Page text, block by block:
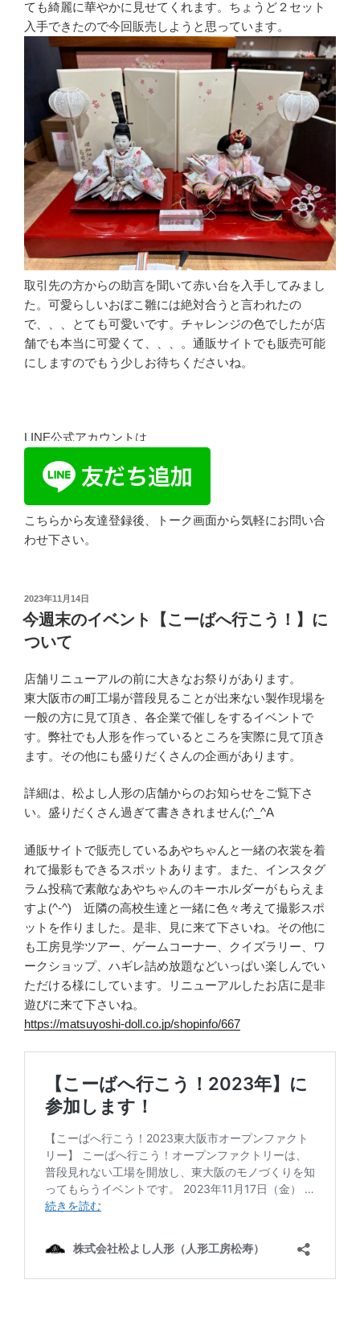
ても綺麗に華やかに見せてくれます。ちょうど２セット
入手できたので今回販売しようと思っています。
取引先の方からの助言を聞いて赤い台を入手してみまし
た。可愛らしいおぼこ雛には絶対合うと言われたの
で、、、とても可愛いです。チャレンジの色でしたが店
舗でも本当に可愛くて、、、。通販サイトでも販売可能
にしますのでもう少しお待ちくださいね。
LINE公式アカウントは
こちらから友達登録後、トーク画面から気軽にお問い合
わせ下さい。
投
稿
日:
2023年11月14日
今週末のイベント【こーばへ行こう！】に
ついて
店舗リニューアルの前に大きなお祭りがあります。
東大阪市の町工場が普段見ることが出来ない製作現場を
一般の方に見て頂き、各企業で催しをするイベントで
す。弊社でも人形を作っているところを実際に見て頂き
ます。その他にも盛りだくさんの企画があります。
詳細は、松よし人形の店舗からのお知らせをご覧下さ
い。盛りだくさん過ぎて書ききれません(;^_^A
通販サイトで販売しているあやちゃんと一緒の衣裳を着
れて撮影もできるスポットあります。また、インスタグ
ラム投稿で素敵なあやちゃんのキーホルダーがもらえま
すよ(^-^) 近隣の高校生達と一緒に色々考えて撮影スポ
ットを作りました。是非、見に来て下さいね。その他に
も工房見学ツアー、ゲームコーナー、クイズラリー、ワ
ークショップ、ハギレ詰め放題などいっぱい楽しんでい
ただける様にしています。リニューアルしたお店に是非
遊びに来て下さいね。
https://matsuyoshi-doll.co.jp/shopinfo/667